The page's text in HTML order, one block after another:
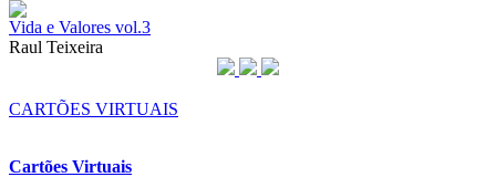
Vida e Valores vol.3
Raul Teixeira
CARTÕES VIRTUAIS
Cartões Virtuais